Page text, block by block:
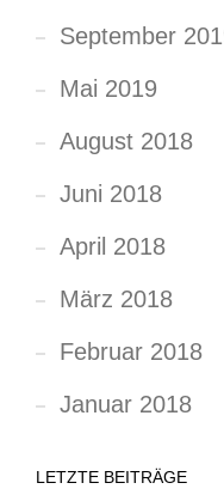
September
Mai 2019
August 2018
Juni 2018
April 2018
März 2018
Februar 2018
Januar 2018
LETZTE BEITRÄGE